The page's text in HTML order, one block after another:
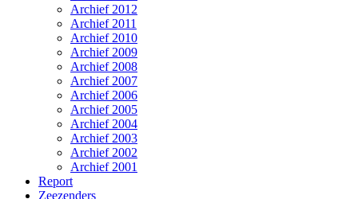
Archief 2012
Archief 2011
Archief 2010
Archief 2009
Archief 2008
Archief 2007
Archief 2006
Archief 2005
Archief 2004
Archief 2003
Archief 2002
Archief 2001
Report
Zeezenders